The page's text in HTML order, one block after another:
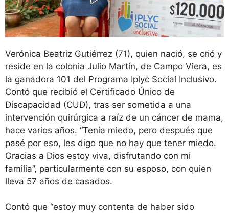
Verónica Beatriz Gutiérrez (71), quien nació, se crió y
reside en la colonia Julio Martín, de Campo Viera, es
la ganadora 101 del Programa Iplyc Social Inclusivo.
Contó que recibió el Certificado Único de
Discapacidad (CUD), tras ser sometida a una
intervención quirúrgica a raíz de un cáncer de mama,
hace varios años. “Tenía miedo, pero después que
pasé por eso, les digo que no hay que tener miedo.
Gracias a Dios estoy viva, disfrutando con mi
familia”, particularmente con su esposo, con quien
lleva 57 años de casados.
Contó que “estoy muy contenta de haber sido